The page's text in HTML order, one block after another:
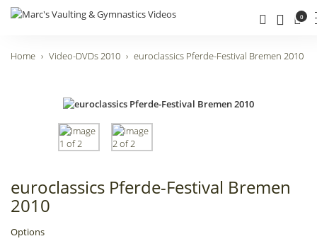
0
Home Video-DVDs 2010 euroclassics Pferde-Festival Bremen 2010
euroclassics Pferde-Festival Bremen
2010
Options